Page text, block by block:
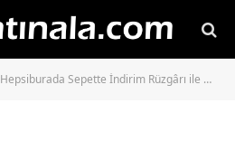
Hepsiburada Sepette İndirim Rüzgârı ile Teknolojiyi Yakala!